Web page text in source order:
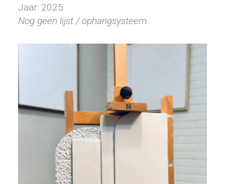
Jaar: 2025
Nog geen lijst / ophangsysteem